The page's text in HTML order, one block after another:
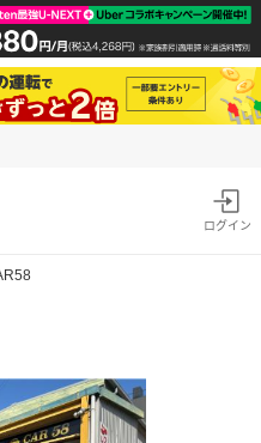
ログイン